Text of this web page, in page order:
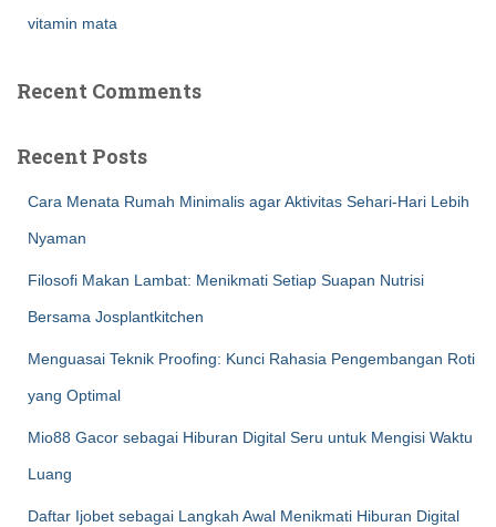
vitamin mata
Recent Comments
Recent Posts
Cara Menata Rumah Minimalis agar Aktivitas Sehari-Hari Lebih
Nyaman
Filosofi Makan Lambat: Menikmati Setiap Suapan Nutrisi
Bersama Josplantkitchen
Menguasai Teknik Proofing: Kunci Rahasia Pengembangan Roti
yang Optimal
Mio88 Gacor sebagai Hiburan Digital Seru untuk Mengisi Waktu
Luang
Daftar Ijobet sebagai Langkah Awal Menikmati Hiburan Digital